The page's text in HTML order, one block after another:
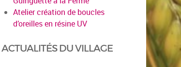
Atelier création de boucles
d’oreilles en résine UV
ACTUALITÉS DU VILLAGE